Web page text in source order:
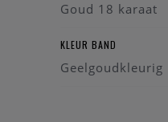
Goud 18 karaat
KLEUR BAND
Geelgoudkleurig